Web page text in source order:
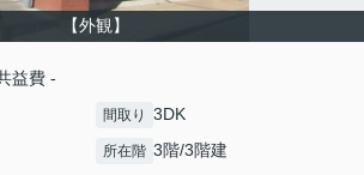
【外観】
益費 -
間取り 3DK
所在階 3階/3階建